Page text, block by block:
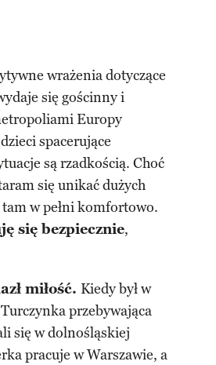
wrażenia dotyczące
się gościnny i
Europy
spacerujące
są rzadkością. Choć
się unikać dużych
w pełni komfortowo.
się bezpiecznie,
miłość. Kiedy był w
przebywająca
się w dolnośląskiej
pracuje w Warszawie, a